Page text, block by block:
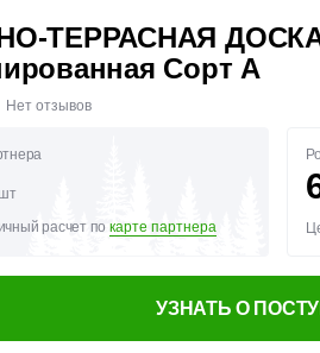
ТЕРРАСНАЯ ДОСКА
Сорт А
Нет отзывов
шт
расчет по карте партнера
УЗНАТЬ О